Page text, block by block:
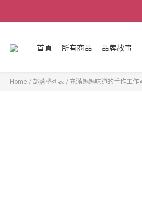
首頁 所有商品 品牌故事
Home / 部落格列表 / 充滿媽媽味道的手作工作